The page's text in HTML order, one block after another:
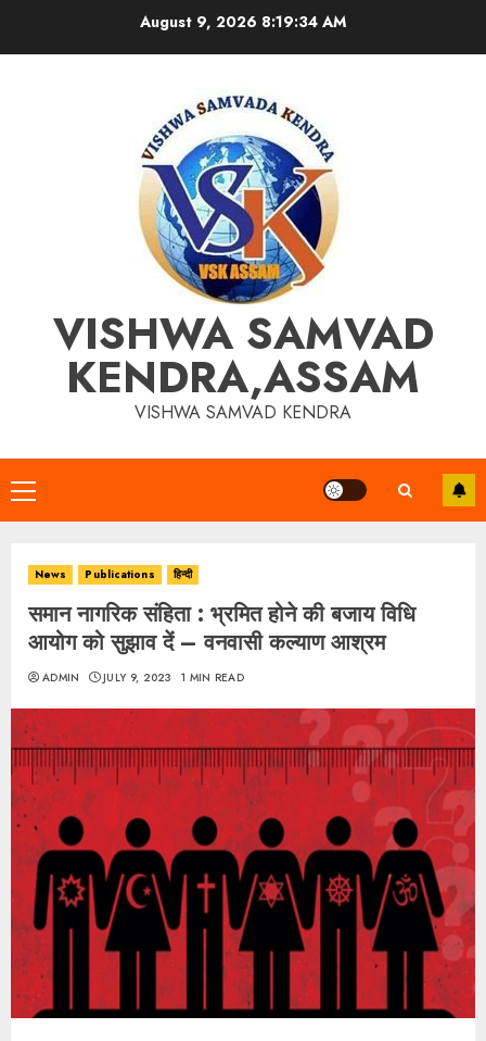
August 9, 2026 8:19:34 AM
VISHWA SAMVAD
KENDRA,ASSAM
VISHWA SAMVAD KENDRA
Primary
Menu
News Publications हिन्दी
समान नागरिक संहिता : भ्रमित होने की बजाय विधि
आयोग को सुझाव दें – वनवासी कल्याण आश्रम
ADMIN JULY 9, 2023 1 MIN READ